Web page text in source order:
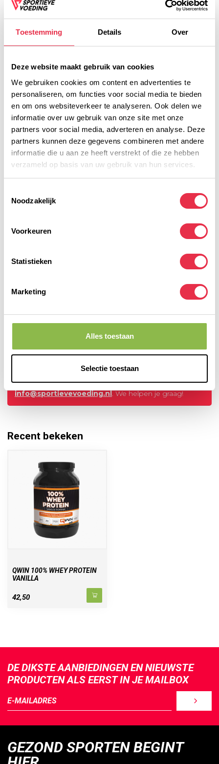
Toestemming Details Over
Deze website maakt gebruik van cookies
We gebruiken cookies om content en advertenties te
personaliseren, om functies voor social media te bieden
en om ons websiteverkeer te analyseren. Ook delen we
informatie over uw gebruik van onze site met onze
partners voor social media, adverteren en analyse. Deze
partners kunnen deze gegevens combineren met andere
informatie die u aan ze heeft verstrekt of die ze hebben
verzameld op basis van uw gebruik van hun services.
Noodzakelijk
Voorkeuren
Statistieken
Marketing
Alles toestaan
Selectie toestaan
Gratis cadeau vanaf € 75,-
Voedingswaarde
Gerelateerde producten
Qwin 100% Whey Protein
Strawberry 42,50
Qwin 100% Whey Protein
Op voorraad
Qwin 100% Whey Protein
Banana 97,50
Coconut
Op voorraad
97,50
Heb je vragen over dit product?
gerust contact op met onze klantenservice via
info@sportievevoeding.nl. We helpen je graag!
Recent bekeken
QWIN 100% WHEY PROTEIN
VANILLA
42,50
DE DIKSTE AANBIEDINGEN EN NIEUWSTE
PRODUCTEN ALS EERST IN JE MAILBOX
GEZOND SPORTEN BEGINT